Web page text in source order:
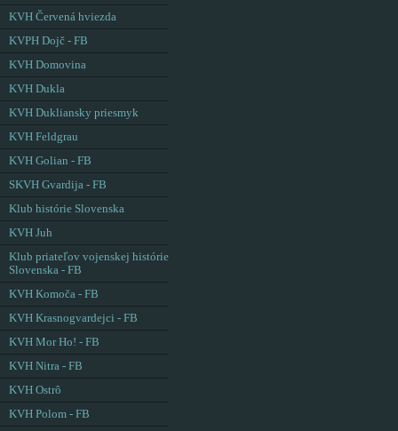
KVH Červená hviezda
KVPH Dojč - FB
KVH Domovina
KVH Dukla
KVH Dukliansky priesmyk
KVH Feldgrau
KVH Golian - FB
SKVH Gvardija - FB
Klub histórie Slovenska
KVH Juh
Klub priateľov vojenskej histórie
Slovenska - FB
KVH Komoča - FB
KVH Krasnogvardejci - FB
KVH Mor Ho! - FB
KVH Nitra - FB
KVH Ostrô
KVH Polom - FB